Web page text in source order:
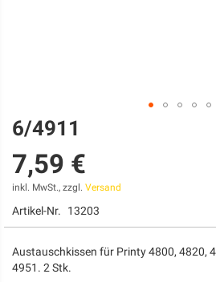
Zum
Anfang
der
Bildgalerie
springen
6/4911
7,59 €
inkl. MwSt., zzgl. Versand
Artikel-Nr. 13203
Austauschkissen für Printy 4800, 4820,
4951. 2 Stk.